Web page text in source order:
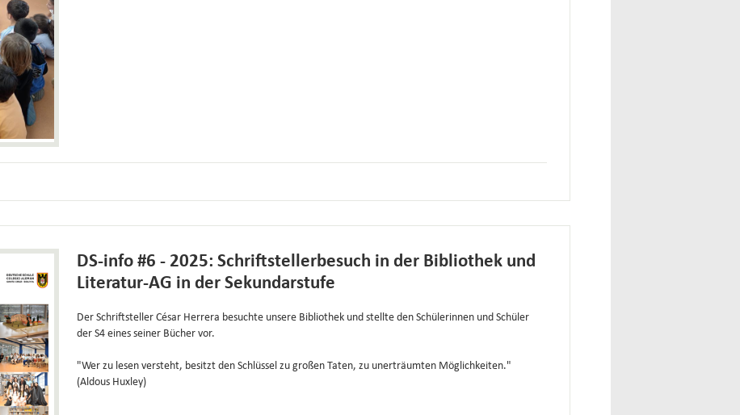
DS-info #6 - 2025: Schriftstellerbesuch in der Bibliothek und
Literatur-AG in der Sekundarstufe
Der Schriftsteller César Herrera besuchte unsere Bibliothek und stellte den Schülerinnen und Schüler
der S4 eines seiner Bücher vor.
"Wer zu lesen versteht, besitzt den Schlüssel zu großen Taten, zu unerträumten Möglichkeiten."
(Aldous Huxley)